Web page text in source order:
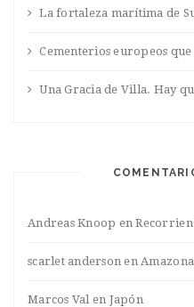
La fortaleza marítima de
Cementerios europeos
Una Gracia de Villa. Hay
Andreas Knoop en
scarlet anderson en
Marcos Valen Japón